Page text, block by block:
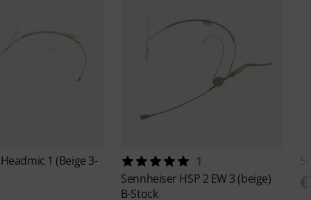
Headmic 1 (Beige 3-
1
Sennheiser HSP 2 EW 3 (beige)
B-Stock